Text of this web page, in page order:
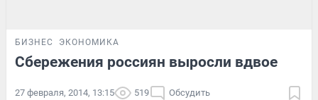
БИЗНЕС ЭКОНОМИКА
Сбережения россиян выросли вдвое
27 февраля, 2014, 13:15 519 Обсудить